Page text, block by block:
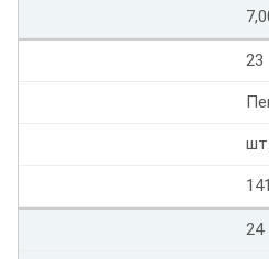
23
шт.
24